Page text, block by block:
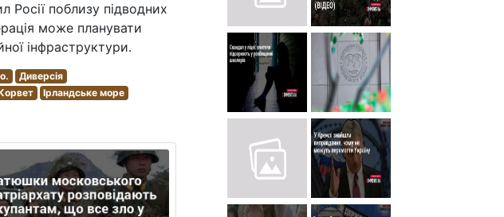
Росії поблизу підводних
може планувати
інфраструктури.
Диверсія
Ірландське море